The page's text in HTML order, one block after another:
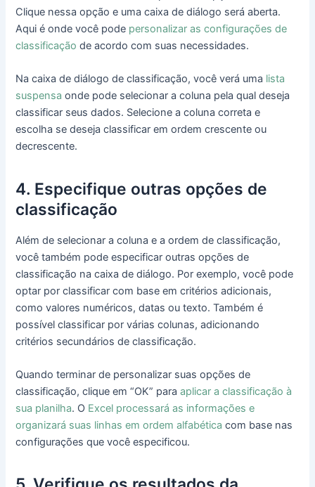
Clique nessa opção e uma caixa de diálogo será aberta.
Aqui é onde você pode personalizar as configurações de
classificação de acordo com suas necessidades.
Na caixa de diálogo de classificação, você verá uma lista
suspensa onde pode selecionar a coluna pela qual deseja
classificar seus dados. Selecione a coluna correta e
escolha se deseja classificar em ordem crescente ou
decrescente.
4. Especifique outras opções de
classificação
Além de selecionar a coluna e a ordem de classificação,
você também pode especificar outras opções de
classificação na caixa de diálogo. Por exemplo, você pode
optar por classificar com base em critérios adicionais,
como valores numéricos, datas ou texto. Também é
possível classificar por várias colunas, adicionando
critérios secundários de classificação.
Quando terminar de personalizar suas opções de
classificação, clique em “OK” paraaplicar a classificação à
sua planilha. O Excel processará as informações e
organizará suas linhas em ordem alfabética com base nas
configurações que você especificou.